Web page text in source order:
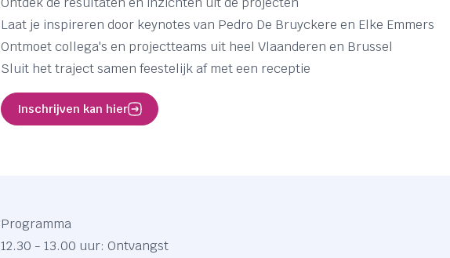
Laat je inspireren door keynotes van Pedro De Bruyckere en Elke Emmers
Ontmoet collega's en projectteams uit heel Vlaanderen en Brussel
Sluit het traject samen feestelijk af met een receptie
Inschrijven kan hier
Programma
12.30 - 13.00 uur: Ontvangst